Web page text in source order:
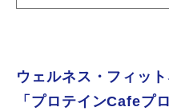
ウェルネス・フィッ
「プロテインCafeプ